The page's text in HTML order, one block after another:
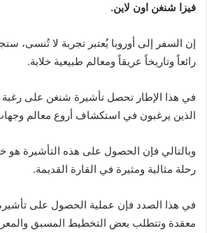
فيزا شنغن اون لاين.
إن السفر إلى أوروبا يُعتبر تجربة لا تُنسى،
رائعاً وتاريخاً عريقاً ومعالم طبيعية خلابة.
في هذا الإطار تحصل تأشيرة شنغن على
الذين يرغبون في استكشاف أروع معالم
وبالتالي فإن الحصول على هذه التأشيرة
رحلة مثالية ومثيرة في القارة القديمة.
في هذا الصدد فإن عملية الحصول على
معقدة وتتطلب بعض التخطيط المسبق